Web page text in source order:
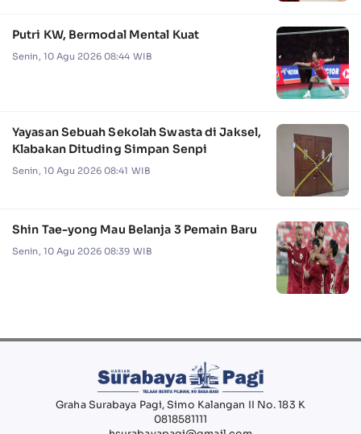
Putri KW, Bermodal Mental Kuat
Senin, 10 Agu 2026 08:44 WIB
Yayasan Sebuah Sekolah Swasta di Jaksel,
Klabakan Dituding Simpan Senpi
Senin, 10 Agu 2026 08:41 WIB
Shin Tae-yong Mau Belanja 3 Pemain Baru
Senin, 10 Agu 2026 08:39 WIB
Graha Surabaya Pagi, Simo Kalangan II No. 183 K
0818581111